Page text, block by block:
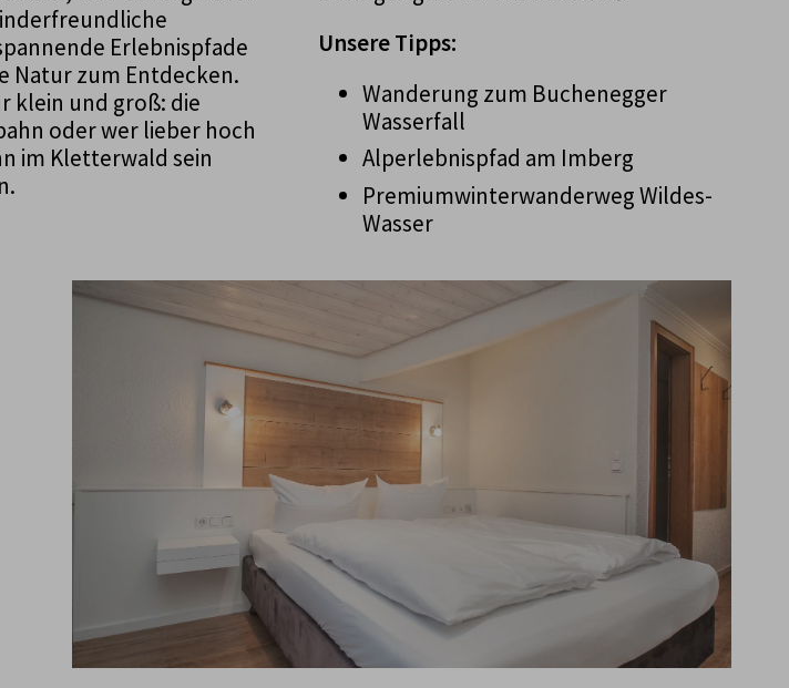
Erlebnispfade
Natur zum Entdecken.
klein und groß: die
oder wer lieber hoch
im Kletterwald sein
Unsere Tipps:
Wanderung zum Buchenegger
Wasserfall
Alperlebnispfad am Imberg
Premiumwinterwanderweg Wildes-
Wasser